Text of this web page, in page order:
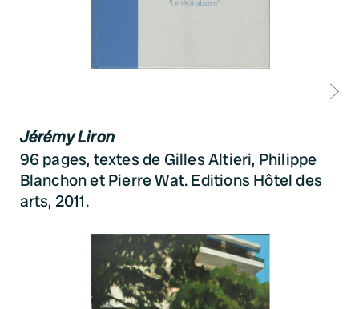
Jérémy Liron
96 pages, textes de Gilles Altieri, Philippe
Blanchon et Pierre Wat. Editions Hôtel des
arts, 2011.